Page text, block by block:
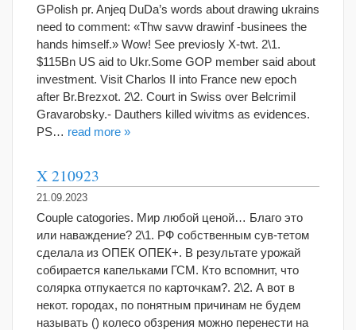
GPolish pr. Anjeq DuDa’s words about drawing ukrains
need to comment: «Thw savw drawinf -businees the
hands himself.» Wow! See previosly X-twt. 2\1.
$115Bn US aid to Ukr.Some GOP member said about
investment. Visit Charlos II into France new epoch
after Br.Brezxot. 2\2. Court in Swiss over Belcrimil
Gravarobsky.- Dauthers killed wivitms as evidences.
PS… read more »
X 210923
21.09.2023
Couple catogories. Мир любой ценой… Благо это
или наваждение? 2\1. РФ собственным сув-тетом
сделала из ОПЕК ОПЕК+. В результате урожай
собирается капельками ГСМ. Кто вспомнит, что
солярка отпукается по карточкам?. 2\2. А вот в
некот. городах, по понятным причинам не будем
называть () колесо обзрения можно перенести на